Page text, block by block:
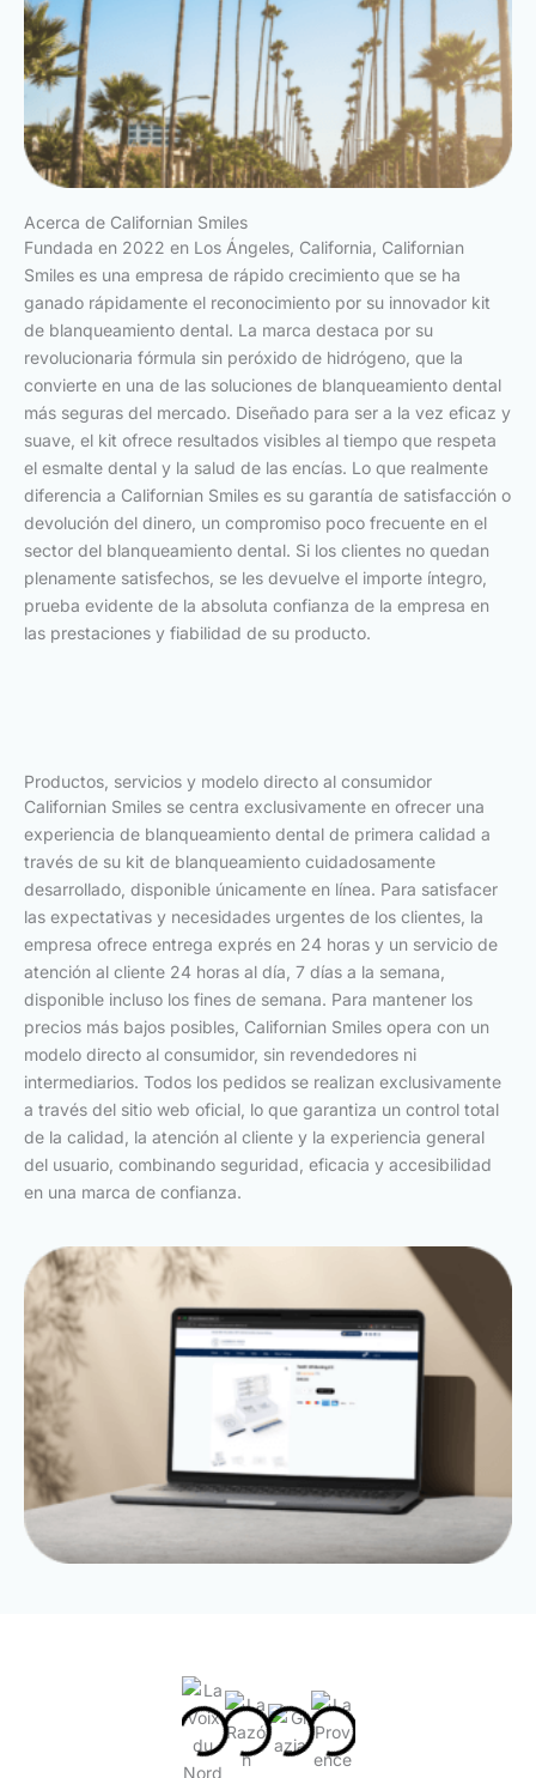
Acerca de Californian Smiles
Fundada en 2022 en Los Ángeles, California, Californian
Smiles es una empresa de rápido crecimiento que se ha
ganado rápidamente el reconocimiento por su innovador kit
de blanqueamiento dental. La marca destaca por su
revolucionaria fórmula sin peróxido de hidrógeno, que la
convierte en una de las soluciones de blanqueamiento dental
más seguras del mercado. Diseñado para ser a la vez eficaz y
suave, el kit ofrece resultados visibles al tiempo que respeta
el esmalte dental y la salud de las encías. Lo que realmente
diferencia a Californian Smiles es su garantía de satisfacción o
devolución del dinero, un compromiso poco frecuente en el
sector del blanqueamiento dental. Si los clientes no quedan
plenamente satisfechos, se les devuelve el importe íntegro,
prueba evidente de la absoluta confianza de la empresa en
las prestaciones y fiabilidad de su producto.
Productos, servicios y modelo directo al consumidor
Californian Smiles se centra exclusivamente en ofrecer una
experiencia de blanqueamiento dental de primera calidad a
través de su kit de blanqueamiento cuidadosamente
desarrollado, disponible únicamente en línea. Para satisfacer
las expectativas y necesidades urgentes de los clientes, la
empresa ofrece entrega exprés en 24 horas y un servicio de
atención al cliente 24 horas al día, 7 días a la semana,
disponible incluso los fines de semana. Para mantener los
precios más bajos posibles, Californian Smiles opera con un
modelo directo al consumidor, sin revendedores ni
intermediarios. Todos los pedidos se realizan exclusivamente
a través del sitio web oficial, lo que garantiza un control total
de la calidad, la atención al cliente y la experiencia general
del usuario, combinando seguridad, eficacia y accesibilidad
en una marca de confianza.